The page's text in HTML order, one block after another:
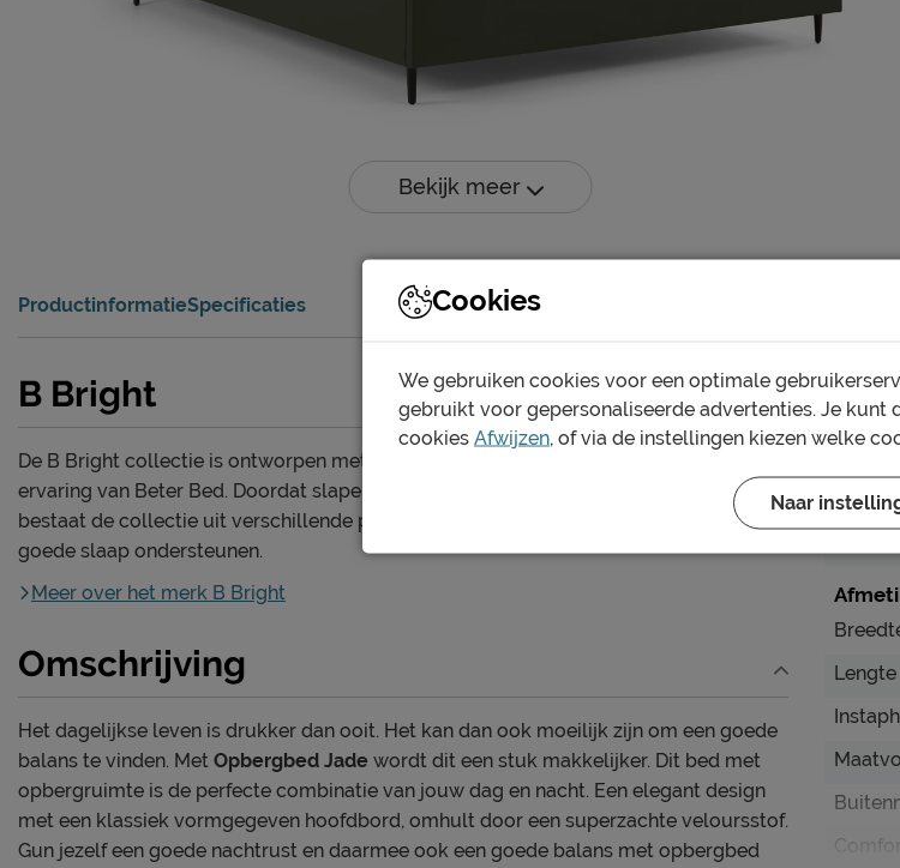
Bekijk meer
ProductinformatieSpecificaties
B Bright
De B Bright collectie is ontworpen met de jarenlange
ervaring van Beter Bed. Doordat slapen persoonlijk is,
bestaat de collectie uit verschillende producten die een
goede slaap ondersteunen.
Meer over het merk B Bright
Omschrijving
Het dagelijkse leven is drukker dan ooit. Het kan dan ook moeilijk zijn om een goede
balans te vinden. Met Opbergbed Jade wordt dit een stuk makkelijker. Dit bed met
opbergruimte is de perfecte combinatie van jouw dag en nacht. Een elegant design
met een klassiek vormgegeven hoofdbord, omhult door een superzachte veloursstof.
Gun jezelf een goede nachtrust en daarmee ook een goede balans met opbergbed
Lengte
Cookies
We gebruiken cookies voor een optimale
gebruikt voor gepersonaliseerde advertenties. Je kunt
cookies Afwijzen, of via de instellingen kiezen welke
Naar